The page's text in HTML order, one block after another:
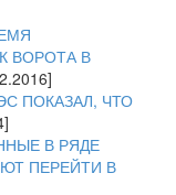
ВОРОТА В
ПОКАЗАЛ, ЧТО
В РЯДЕ
ПЕРЕЙТИ В